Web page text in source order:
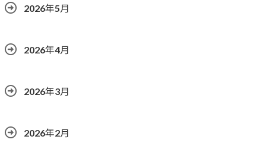
2026年5月
2026年4月
2026年3月
2026年2月